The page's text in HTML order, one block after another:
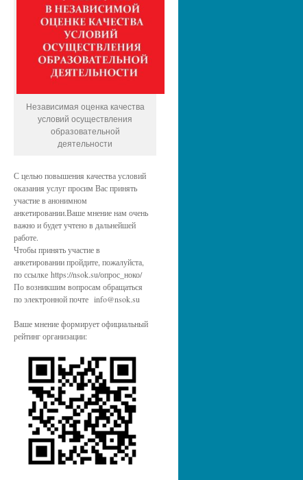
Независимая оценка качества
условий осуществления
образовательной
деятельности
С целью повышения качества условий
оказания услуг просим Вас принять
участие в анонимном
анкетировании.Ваше мнение нам очень
важно и будет учтено в дальнейшей
работе.
Чтобы принять участие в
анкетировании пройдите, пожалуйста,
по ссылке https://nsok.su/опрос_ноко/
По возникшим вопросам обращаться
по электронной почте info@nsok.su
Ваше мнение формирует официальный
рейтинг организации: